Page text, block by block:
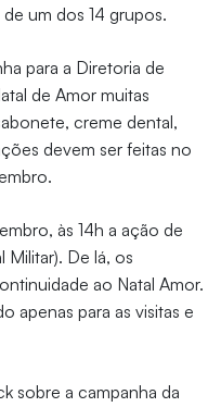
um dos 14 grupos.
para a Diretoria de
de Amor muitas
creme dental,
devem ser feitas no
às 14h a ação de
De lá, os
ao Natal Amor.
apenas para as visitas e
sobre a campanha da